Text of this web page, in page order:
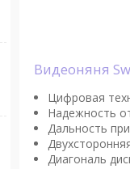
Видеоняня
Цифровая
Надежность
Дальность
Диагональ